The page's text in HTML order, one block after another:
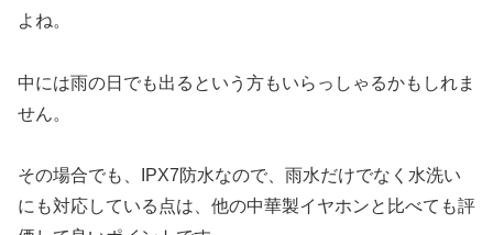
よね。
中には雨の日でも出るという方もいらっしゃるかもしれま
せん。
その場合でも、IPX7防水なので、雨水だけでなく水洗い
にも対応している点は、他の中華製イヤホンと比べても評